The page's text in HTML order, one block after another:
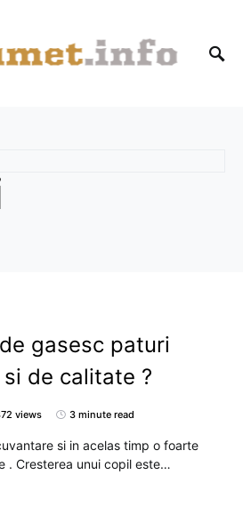
gasesc paturi
de calitate ?
views 3 minute read
si in acelas timp o foarte
. Cresterea unui copil este…